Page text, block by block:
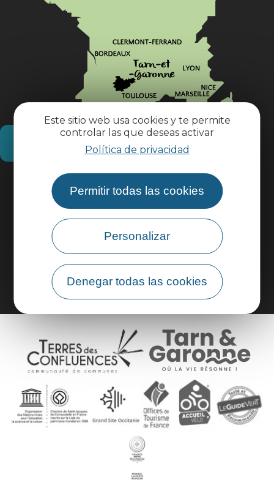
Este sitio web usa cookies y te permite
controlar las que deseas activar
Política de privacidad
Permitir todas las cookies
Personalizar
Denegar todas las cookies
¿Cómo llegar?
Información práctica
Área profesional
Área de grupo